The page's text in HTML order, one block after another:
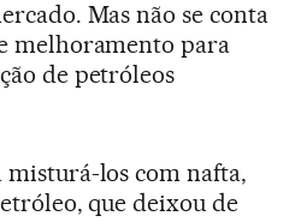
Mas não se conta
melhoramento para
de petróleos
misturá-los com nafta,
que deixou de